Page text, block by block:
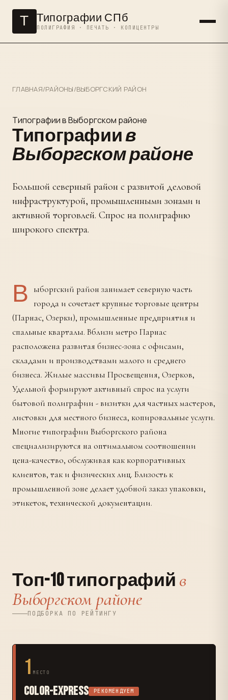
Т Типографии СПб
ПОЛИГРАФИЯ · ПЕЧАТЬ · КОПИЦЕНТРЫ
ГЛАВНАЯ/РАЙОНЫ/ВЫБОРГСКИЙ РАЙОН
Типографии в Выборгском районе
Типографиив
Выборгском районе
Большой северный район с развитой деловой
инфраструктурой, промышленными зонами и
активной торговлей. Спрос на полиграфию
широкого спектра.
В
ыборгский район занимает северную часть
города и сочетает крупные торговые центры
(Парнас, Озерки), промышленные предприятия и
спальные кварталы. Вблизи метро Парнас
расположена развитая бизнес-зона с офисами,
складами и производствами малого и среднего
бизнеса. Жилые массивы Просвещения, Озерков,
Удельной формируют активный спрос на услуги
бытовой полиграфии - визитки для частных мастеров,
листовки для местного бизнеса, копировальные услуги.
Многие типографии Выборгского района
специализируются на оптимальном соотношении
цена-качество, обслуживая как корпоративных
клиентов, так и физических лиц. Близость к
промышленной зоне делает удобной заказ упаковки,
этикеток, технической документации.
Топ-10 типографий в
Выборгском районе
ПОДБОРКА ПО РЕЙТИНГУ
1 МЕСТО
Color-Express РЕКОМЕНДУЕМ